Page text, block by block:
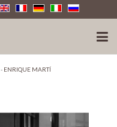
- ENRIQUE MARTÍ